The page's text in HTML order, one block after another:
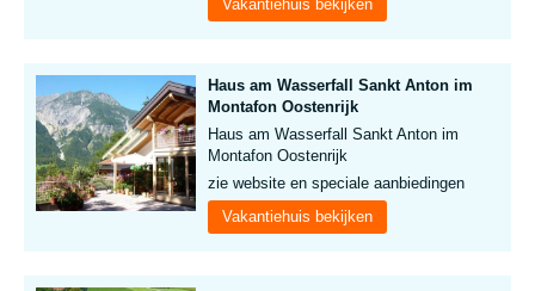
Vakantiehuis bekijken
Haus am Wasserfall Sankt Anton im
Montafon Oostenrijk
Haus am Wasserfall Sankt Anton im
Montafon Oostenrijk
zie website en speciale aanbiedingen
Vakantiehuis bekijken